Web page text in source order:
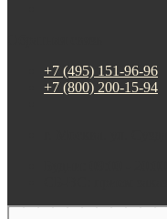
+7 (495) 151-96-96
+7 (800) 200-15-94
Москва